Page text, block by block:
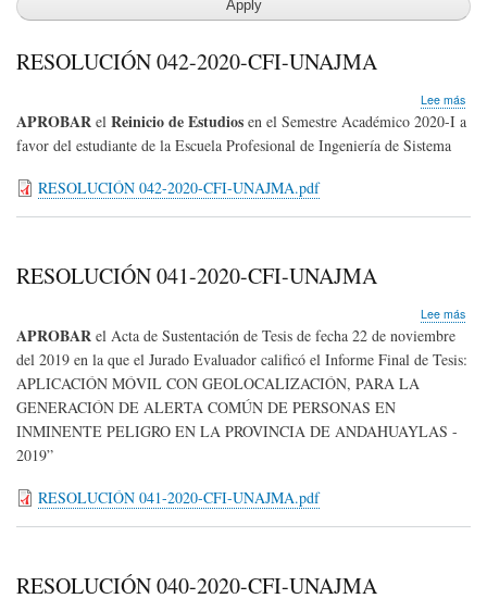
RESOLUCIÓN 042-2020-CFI-UNAJMA
Lee más
APROBAR el Reinicio de Estudios en el Semestre Académico 2020-I a
favor del estudiante de la Escuela Profesional de Ingeniería de Sistema
RESOLUCIÓN 042-2020-CFI-UNAJMA.pdf
RESOLUCIÓN 041-2020-CFI-UNAJMA
Lee más
APROBAR el Acta de Sustentación de Tesis de fecha 22 de noviembre
del 2019 en la que el Jurado Evaluador calificó el Informe Final de Tesis:
APLICACIÓN MÓVIL CON GEOLOCALIZACIÓN, PARA LA
GENERACIÓN DE ALERTA COMÚN DE PERSONAS EN
INMINENTE PELIGRO EN LA PROVINCIA DE ANDAHUAYLAS -
2019”
RESOLUCIÓN 041-2020-CFI-UNAJMA.pdf
RESOLUCIÓN 040-2020-CFI-UNAJMA